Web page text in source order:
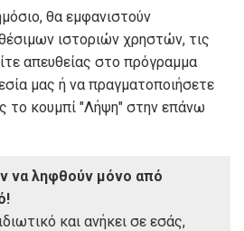
θα εμφανιστούν
ιστοριών χρηστών, τις
απευθείας στο πρόγραμμα
μας ή να πραγματοποιήσετε
το κουμπί "Λήψη" στην επάνω
να ληφθούν μόνο από
και ανήκει σε εσάς,